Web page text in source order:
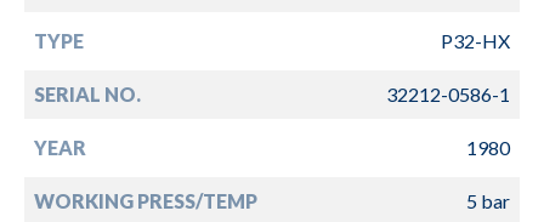
TYPE P32-HX
SERIAL NO. 32212-0586-1
YEAR 1980
WORKING PRESS/TEMP 5 bar